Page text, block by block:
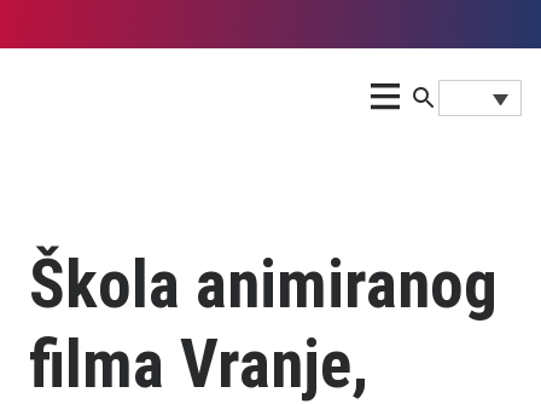
Škola animiranog
filma Vranje,